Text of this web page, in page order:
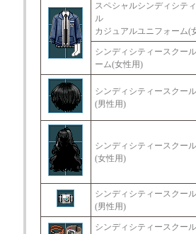
スペシャルシンディシテ
ル
カジュアルユニフォーム(
シンディシティースクー
ーム(女性用)
シンディシティースクー
(男性用)
シンディシティースクー
(女性用)
シンディシティースクー
(男性用)
シンディシティースクー